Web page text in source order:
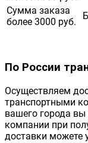
Сумма заказа
более 3000 руб.
По России
Осуществляем
транспортными
вашего города вы
компании при
доставки можете